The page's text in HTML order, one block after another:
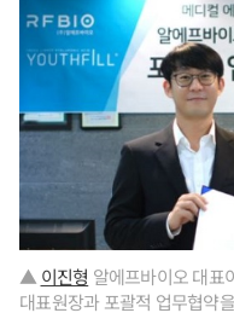
▲ 이진형 알에프바이오 대표
대표원장과 포괄적 업무협약